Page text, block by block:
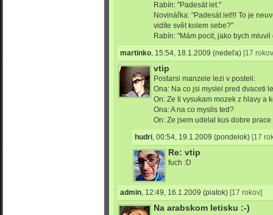
Rabín: "Padesát let."
Novinářka: "Padesát let!!! To je
vidíte svět kolem sebe?"
Rabín: "Mám pocit, jako bych mluvil
martinko, 15:54, 18.1.2009 (nedeľa) [17
vtip
Postarsi manzele lezi v posteli:
Ona: Na co jsi myslel pred dvaceti
On: Ze ti vysukam mozek z hlavy a
Ona: A na co myslis ted?
On: Ze jsem udelal kus dobre prace
hudri, 00:54, 19.1.2009 (pondelok) [17
Re: vtip
fuch :D
admin, 12:49, 16.1.2009 (piatok) [17 rokov]
Na arabskom letisku :-)